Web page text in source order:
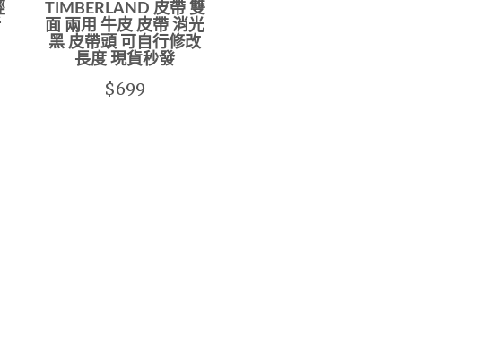
TIMBERLAND 皮帶 雙
面 兩用 牛皮 皮帶 消光
黑 皮帶頭 可自行修改
長度 現貨秒發
$699